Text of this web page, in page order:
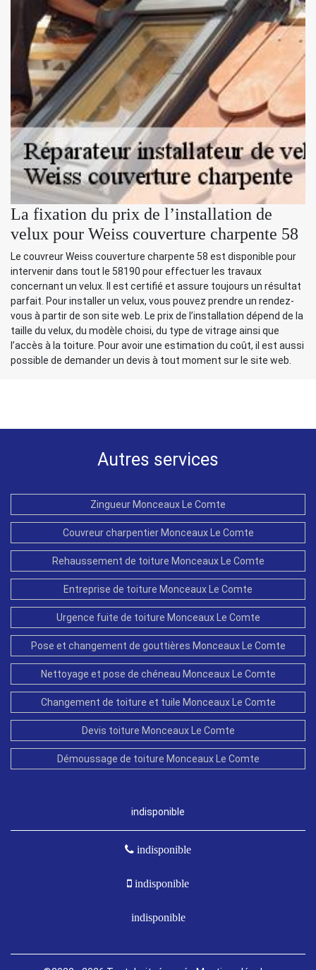
La fixation du prix de l’installation de
velux pour Weiss couverture charpente 58
Le couvreur Weiss couverture charpente 58 est disponible pour
intervenir dans tout le 58190 pour effectuer les travaux
concernant un velux. Il est certifié et assure toujours un résultat
parfait. Pour installer un velux, vous pouvez prendre un rendez-
vous à partir de son site web. Le prix de l’installation dépend de la
taille du velux, du modèle choisi, du type de vitrage ainsi que
l’accès à la toiture. Pour avoir une estimation du coût, il est aussi
possible de demander un devis à tout moment sur le site web.
Autres services
Zingueur Monceaux Le Comte
Couvreur charpentier Monceaux Le Comte
Rehaussement de toiture Monceaux Le Comte
Entreprise de toiture Monceaux Le Comte
Urgence fuite de toiture Monceaux Le Comte
Pose et changement de gouttières Monceaux Le Comte
Nettoyage et pose de chéneau Monceaux Le Comte
Changement de toiture et tuile Monceaux Le Comte
Devis toiture Monceaux Le Comte
Démoussage de toiture Monceaux Le Comte
indisponible
indisponible
indisponible
indisponible